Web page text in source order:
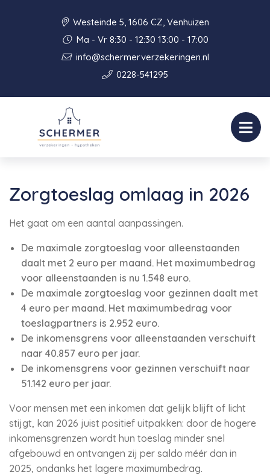
Westeinde 5, 1606 CZ, Venhuizen
Ma - Vr 8:30 - 12:30 13:00 - 17:00
info@schermerverzekeringen.nl
0228-541295
Zorgtoeslag omlaag in 2026
Het gaat om een aantal aanpassingen.
De maximale zorgtoeslag voor alleenstaanden
daalt met 2 euro per maand. Het maximumbedrag
voor alleenstaanden is nu 1.548 euro.
De maximale zorgtoeslag voor gezinnen daalt met
4 euro per maand. Het maximumbedrag voor
toeslagpartners is 2.952 euro.
De inkomensgrens voor alleenstaanden verschuift
naar 40.857 euro per jaar.
De inkomensgrens voor gezinnen verschuift naar
51.142 euro per jaar.
Voor mensen met een inkomen dat gelijk blijft of licht
stijgt, kan 2026 juist positief uitpakken: door de hogere
inkomensgrenzen wordt hun toeslag minder snel
afgebouwd en ontvangen zij per saldo méér dan in
2025, ondanks het lagere maximumbedrag.